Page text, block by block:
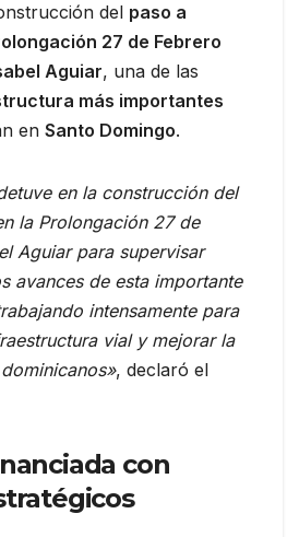
del paso a
27 de Febrero
Aguiar, una de las
más importantes
en Santo Domingo.
en la construcción del
la Prolongación 27 de
Aguiar para supervisar
avances de esta importante
intensamente para
vial y mejorar la
, declaró el
con